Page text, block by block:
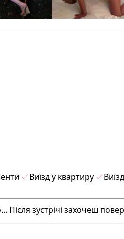
Виїзд у квартиру
Після зустрічі захочеш